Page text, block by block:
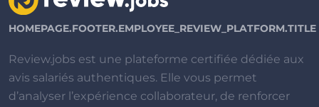
HOMEPAGE.FOOTER.EMPLOYEE_REVIEW_PLATFORM.TITLE
Review.jobs est une plateforme certifiée dédiée aux
avis salariés authentiques. Elle vous permet
d’analyser l’expérience collaborateur, de renforcer